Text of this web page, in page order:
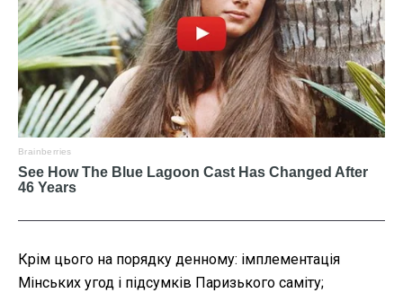
Крім цього на порядку денному: імплементація
Мінських угод і підсумків Паризького саміту;